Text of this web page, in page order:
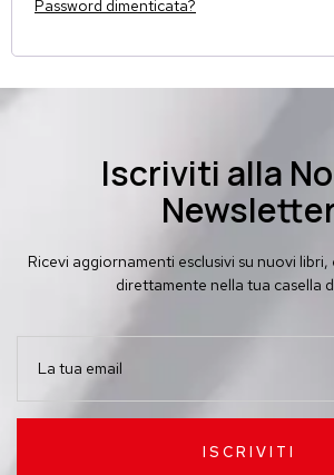
Password dimenticata?
Iscriviti alla
Ricevi aggiornamenti esclusivi su nuovi
direttamente nella tua casella
ISCRIVITI